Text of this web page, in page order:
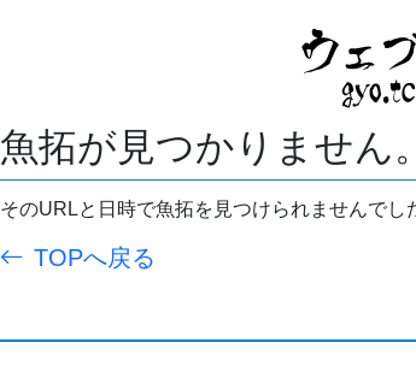
魚拓が見つかりません。
そのURLと日時で魚拓を見つけられませんでし
TOPへ戻る